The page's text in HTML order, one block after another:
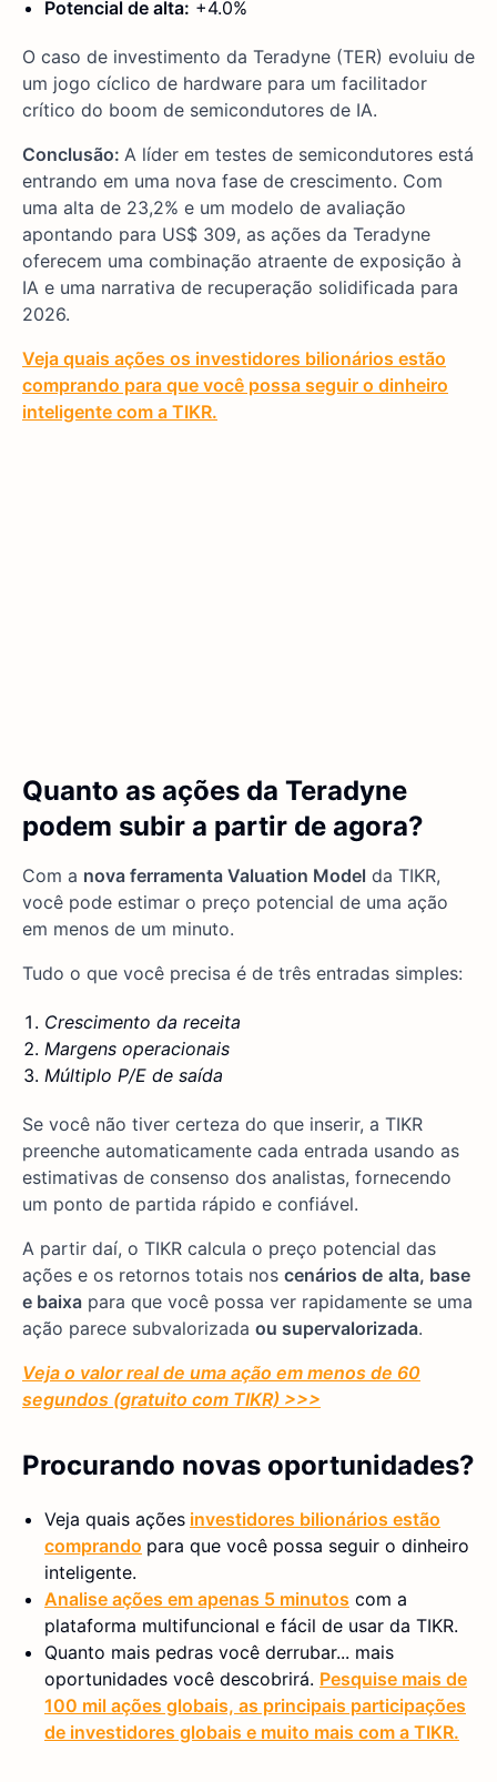
Potencial de alta: +4.0%
O caso de investimento da Teradyne (TER) evoluiu de
um jogo cíclico de hardware para um facilitador
crítico do boom de semicondutores de IA.
Conclusão: A líder em testes de semicondutores está
entrando em uma nova fase de crescimento. Com
uma alta de 23,2% e um modelo de avaliação
apontando para US$ 309, as ações da Teradyne
oferecem uma combinação atraente de exposição à
IA e uma narrativa de recuperação solidificada para
2026.
Veja quais ações os investidores bilionários estão
comprando para que você possa seguir o dinheiro
inteligente com a TIKR.
Quanto as ações da Teradyne
podem subir a partir de agora?
Com a nova ferramenta Valuation Model da TIKR,
você pode estimar o preço potencial de uma ação
em menos de um minuto.
Tudo o que você precisa é de três entradas simples:
Crescimento da receita
Margens operacionais
Múltiplo P/E de saída
Se você não tiver certeza do que inserir, a TIKR
preenche automaticamente cada entrada usando as
estimativas de consenso dos analistas, fornecendo
um ponto de partida rápido e confiável.
A partir daí, o TIKR calcula o preço potencial das
ações e os retornos totais nos cenários de alta, base
e baixa para que você possa ver rapidamente se uma
ação parece subvalorizada ou supervalorizada.
Veja o valor real de uma ação em menos de 60
segundos (gratuito com TIKR) >>>
Procurando novas oportunidades?
Veja quais ações investidores bilionários estão
comprando para que você possa seguir o dinheiro
inteligente.
Analise ações em apenas 5 minutos com a
plataforma multifuncional e fácil de usar da TIKR.
Quanto mais pedras você derrubar... mais
oportunidades você descobrirá. Pesquise mais de
100 mil ações globais, as principais participações
de investidores globais e muito mais com a TIKR.